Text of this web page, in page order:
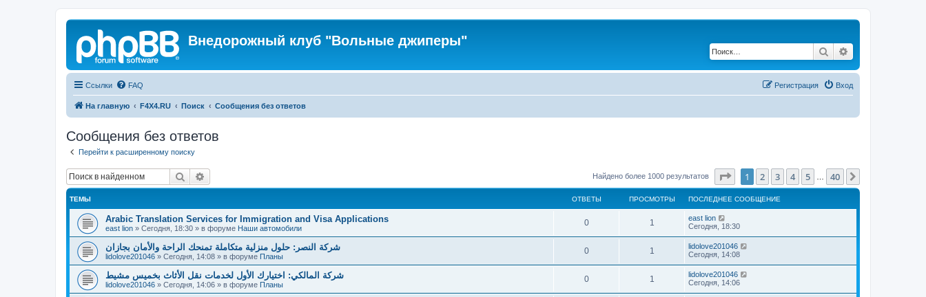
Внедорожный клуб "Вольные джиперы"
Поиск
Ссылки FAQ Вход
Регистрация
На главную F4X4.RU Поиск Сообщения без ответов
Сообщения без ответов
Перейти к расширенному поиску
Поиск Найдено более 1000 результатов Страница1 из 40
1 2 3 4 5 40
ТЕМЫ ОТВЕТЫ ПРОСМОТРЫ ПОСЛЕДНЕЕ СООБЩЕНИЕ
Arabic Translation Services for Immigration and Visa Applications
east lion » Сегодня, 18:30 » в форуме Наши автомобили
0 1
east lion
Сегодня, 18:30
شركة النصر: حلول منزلية متكاملة تمنحك الراحة والأمان بجازان
lidolove201046 » Сегодня, 14:08 » в форуме Планы
0 1
lidolove201046
Сегодня, 14:08
شركة المالكي: اختيارك الأول لخدمات نقل الأثاث بخميس مشيط
lidolove201046 » Сегодня, 14:06 » в форуме Планы
0 1
lidolove201046
Сегодня, 14:06